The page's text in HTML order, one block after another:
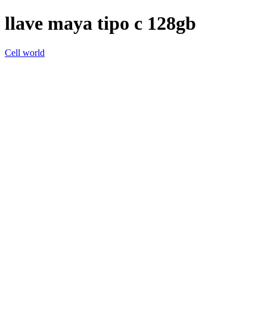
llave maya tipo c 128gb
Cell world